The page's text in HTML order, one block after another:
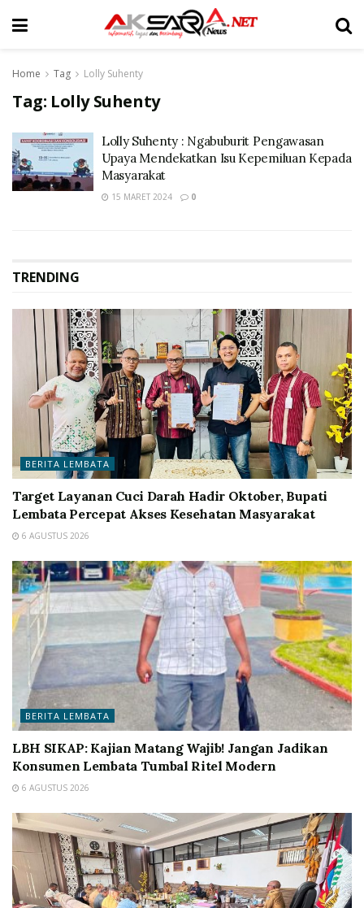
Home Tag Lolly Suhenty
Tag: Lolly Suhenty
Lolly Suhenty : Ngabuburit Pengawasan
Upaya Mendekatkan Isu Kepemiluan Kepada
Masyarakat
15 MARET 2024 0
TRENDING
BERITA LEMBATA
Target Layanan Cuci Darah Hadir Oktober, Bupati
Lembata Percepat Akses Kesehatan Masyarakat
6 AGUSTUS 2026
BERITA LEMBATA
LBH SIKAP: Kajian Matang Wajib! Jangan Jadikan
Konsumen Lembata Tumbal Ritel Modern
6 AGUSTUS 2026